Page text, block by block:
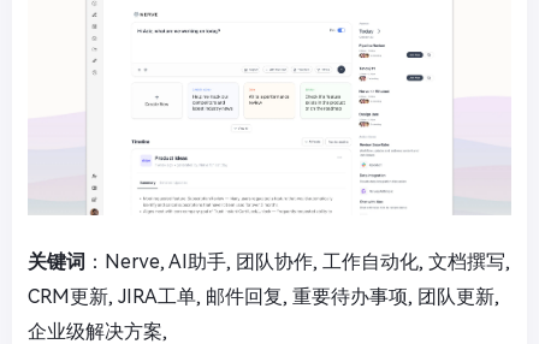
关键词 ：Nerve, AI助手, 团队协作, 工作自动化, 文档撰写,
CRM更新, JIRA工单, 邮件回复, 重要待办事项, 团队更新,
企业级解决方案,